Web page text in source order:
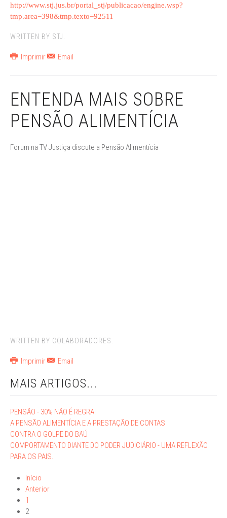
http://www.stj.jus.br/portal_stj/publicacao/engine.wsp?
tmp.area=398&tmp.texto=92511
WRITTEN BY STJ.
Imprimir Email
ENTENDA MAIS SOBRE
PENSÃO ALIMENTÍCIA
Forum na TV Justiça discute a Pensão Alimentícia
WRITTEN BY COLABORADORES.
Imprimir Email
MAIS ARTIGOS...
PENSÃO - 30% NÃO É REGRA!
A PENSÃO ALIMENTÍCIA E A PRESTAÇÃO DE CONTAS
CONTRA O GOLPE DO BAÚ
COMPORTAMENTO DIANTE DO PODER JUDICIÁRIO - UMA REFLEXÃO
PARA OS PAIS.
Início
Anterior
1
2